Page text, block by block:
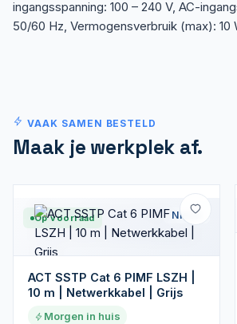
ingangsspanning: 100 – 240 V, AC-
50/60 Hz, Vermogensverbruik (max): 10
VAAK SAMEN BESTELD
Maak je werkplek af.
Op voorraad Nieuw
ACT SSTP Cat 6 PIMF LSZH |
10 m | Netwerkkabel | Grijs
Morgen in huis